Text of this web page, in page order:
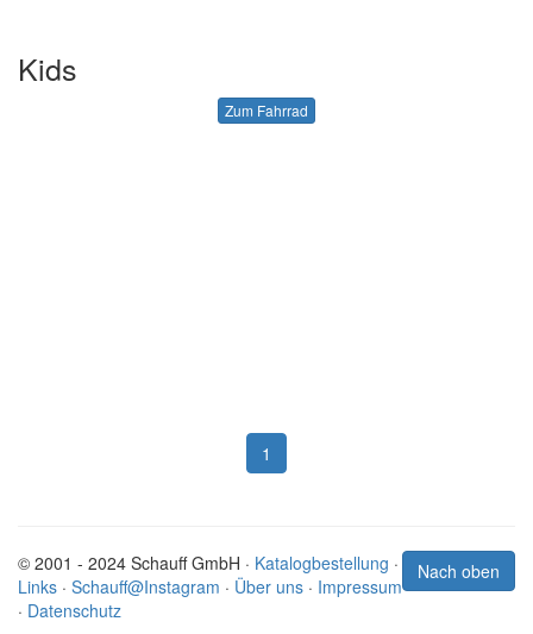
Kids
Zum Fahrrad
1
Nach oben
© 2001 - 2024 Schauff GmbH · Katalogbestellung ·
Links · Schauff@Instagram · Über uns · Impressum
· Datenschutz